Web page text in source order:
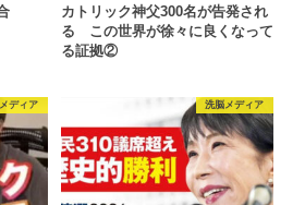
カトリック神父300名が告発され
る この世界が徐々に良くなって
る証拠②
ディア 洗脳メディア